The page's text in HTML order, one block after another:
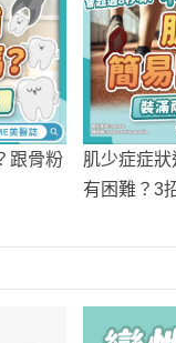
跟骨粉
肌少症症
有困難？3